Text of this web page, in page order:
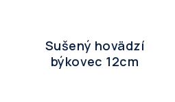
Sušený hovädzí
býkovec 12cm